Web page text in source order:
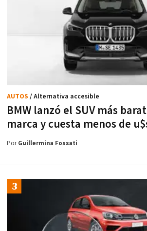
BMW lanzó el SUV más
marca y cuesta menos de
AUTOS / Alternativa accesible
PorGuillermina Fossati